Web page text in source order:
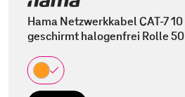
Hama Netzwerkkabel CAT-7
geschirmt halogenfrei Rolle